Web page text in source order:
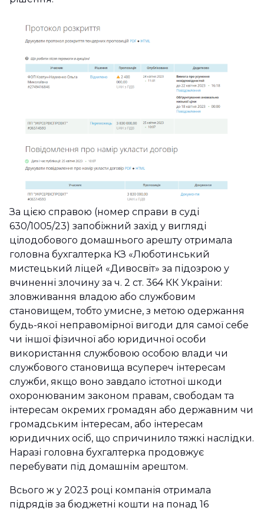
За цією справою (номер справи в суді
630/1005/23) запобіжний захід у вигляді
цілодобового домашнього арешту отримала
головна бухгалтерка КЗ «Люботинський
мистецький ліцей «Дивосвіт» за підозрою у
вчиненні злочину за ч. 2 ст. 364 КК України:
зловживання владою або службовим
становищем, тобто умисне, з метою одержання
будь-якої неправомірної вигоди для самої себе
чи іншої фізичної або юридичної особи
використання службовою особою влади чи
службового становища всупереч інтересам
служби, якщо воно завдало істотної шкоди
охоронюваним законом правам, свободам та
інтересам окремих громадян або державним чи
громадським інтересам, або інтересам
юридичних осіб, що спричинило тяжкі наслідки.
Наразі головна бухгалтерка продовжує
перебувати під домашнім арештом.
Всього ж у 2023 році компанія отримала
підрядів за бюджетні кошти на понад 16